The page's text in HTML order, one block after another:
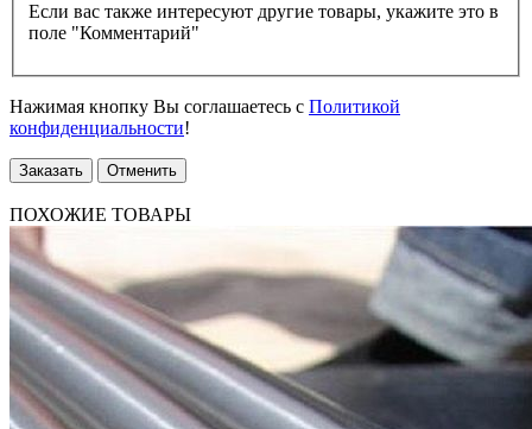
Если вас также интересуют другие товары, укажите это в
поле "Комментарий"
Нажимая кнопку Вы соглашаетесь с Политикой
конфиденциальности!
Заказать Отменить
ПОХОЖИЕ ТОВАРЫ